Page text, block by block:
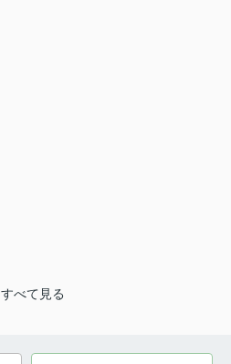
すべて見る